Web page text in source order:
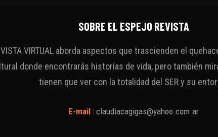
SOBRE EL ESPEJO REVISTA
VIRTUAL aborda aspectos que trascienden el
donde encontrarás historias de vida, pero también
tienen que ver con la totalidad del SER y su
E-mail : claudiacagigas@yahoo.com.ar